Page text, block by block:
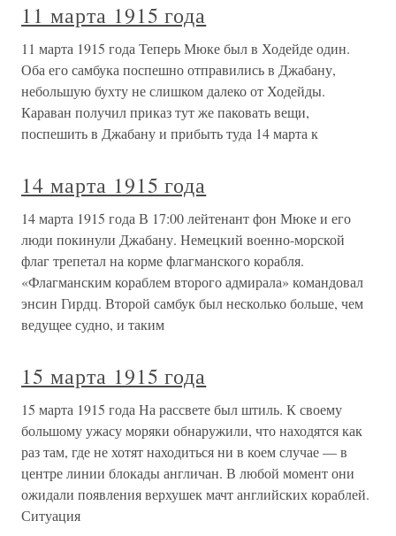
11 марта 1915 года
11 марта 1915 года Теперь Мюке был в Ходейде один.
Оба его самбука поспешно отправились в Джабану,
небольшую бухту не слишком далеко от Ходейды.
Караван получил приказ тут же паковать вещи,
поспешить в Джабану и прибыть туда 14 марта к
14 марта 1915 года
14 марта 1915 года В 17:00 лейтенант фон Мюке и его
люди покинули Джабану. Немецкий военно-морской
флаг трепетал на корме флагманского корабля.
«Флагманским кораблем второго адмирала» командовал
энсин Гирдц. Второй самбук был несколько больше, чем
ведущее судно, и таким
15 марта 1915 года
15 марта 1915 года На рассвете был штиль. К своему
большому ужасу моряки обнаружили, что находятся как
раз там, где не хотят находиться ни в коем случае — в
центре линии блокады англичан. В любой момент они
ожидали появления верхушек мачт английских кораблей.
Ситуация